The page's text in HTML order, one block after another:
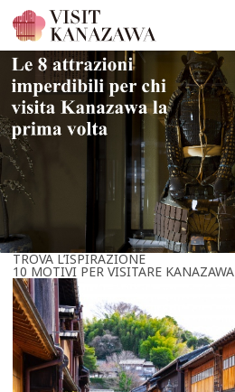
Trova l’ispirazione
Esplora
Programma il tuo viaggio
Travel Trade and Media
TROVA L’ISPIRAZIONE
10 MOTIVI PER VISITARE KANAZAWA